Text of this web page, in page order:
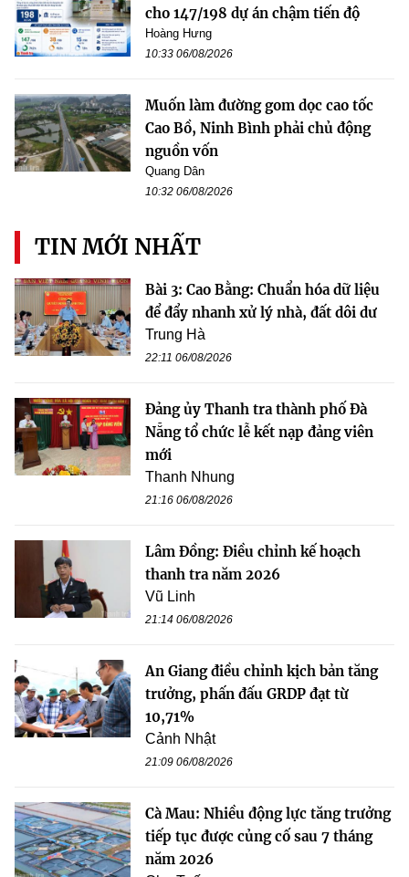
cho 147/198 dự án chậm tiến độ
Hoàng Hưng
10:33 06/08/2026
Muốn làm đường gom dọc cao tốc
Cao Bồ, Ninh Bình phải chủ động
nguồn vốn
Quang Dân
10:32 06/08/2026
TIN MỚI NHẤT
Bài 3: Cao Bằng: Chuẩn hóa dữ liệu
để đẩy nhanh xử lý nhà, đất dôi dư
Trung Hà
22:11 06/08/2026
Đảng ủy Thanh tra thành phố Đà
Nẵng tổ chức lễ kết nạp đảng viên
mới
Thanh Nhung
21:16 06/08/2026
Lâm Đồng: Điều chỉnh kế hoạch
thanh tra năm 2026
Vũ Linh
21:14 06/08/2026
An Giang điều chỉnh kịch bản tăng
trưởng, phấn đấu GRDP đạt từ
10,71%
Cảnh Nhật
21:09 06/08/2026
Cà Mau: Nhiều động lực tăng trưởng
tiếp tục được củng cố sau 7 tháng
năm 2026